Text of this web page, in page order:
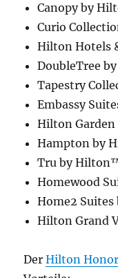
Canopy by
Curio
Hilton Hotels
DoubleTree
Tapestry
Embassy
Hilton
Hampton by
Tru by
Homewood
Home2
Hilton Grand
DerHilton